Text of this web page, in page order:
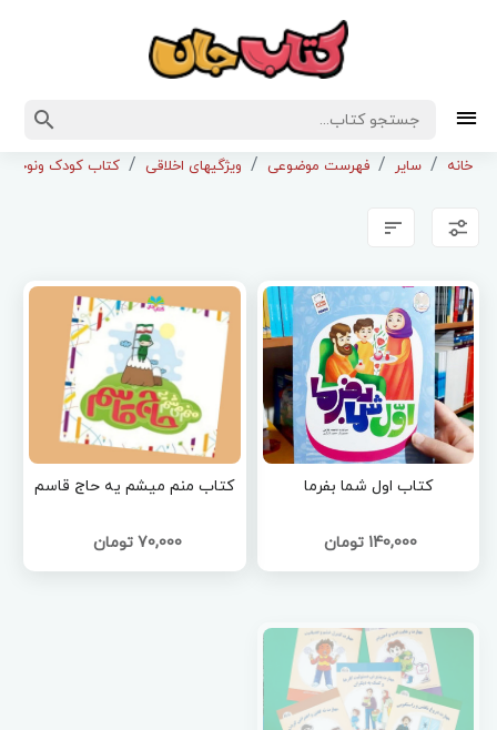
خانه سایر فهرست موضوعی ویژگیهای اخلاقی کتاب کودک
کتاب اول شما بفرما
140,000 تومان
کتاب منم میشم یه حاج قاسم
70,000 تومان